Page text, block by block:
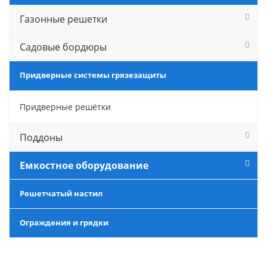
Газонные решетки
Садовые бордюры
Придверные системы грязезащиты
Придверные решётки
Поддоны
Емкостное оборудование
Решетчатый настил
Ограждения и грядки